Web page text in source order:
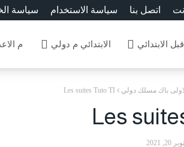
سياسة سياسة الاستخدام اتصل بنا
الابتدائي الابتدائي م دولي م
باك مسلك دولي Les suites Tuto TI
Les
20, 2021